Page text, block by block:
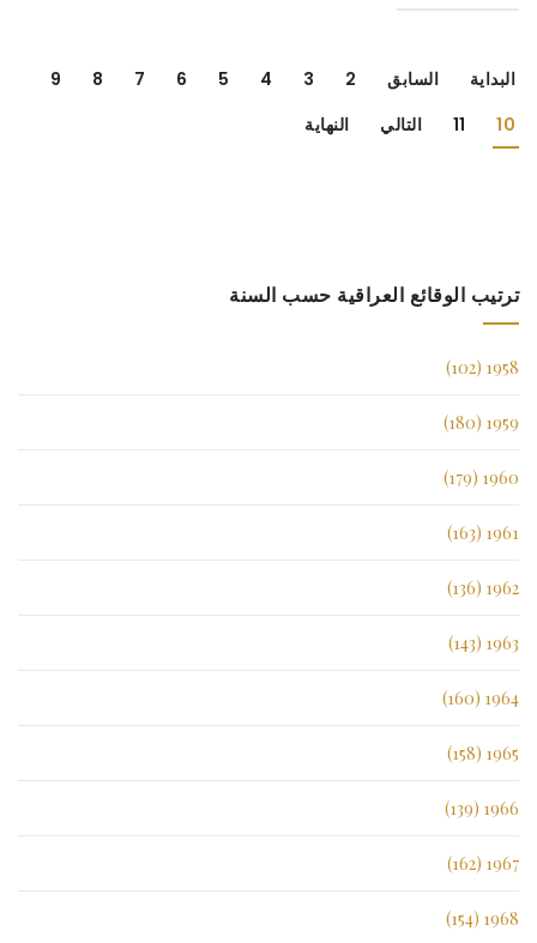
البداية السابق 2
3
4
5
6
7
8
9
10
11 التالي النهاية
ترتيب الوقائع العراقية حسب السنة
1958 (102)
1959 (180)
1960 (179)
1961 (163)
1962 (136)
1963 (143)
1964 (160)
1965 (158)
1966 (139)
1967 (162)
1968 (154)